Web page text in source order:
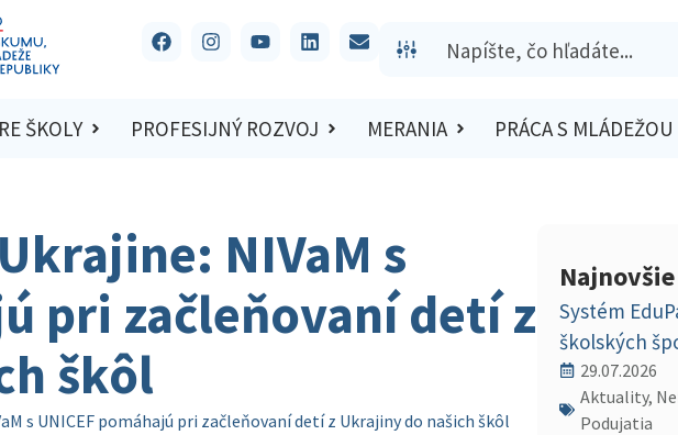
ŠKOLY PROFESIJNÝ ROZVOJ MERANIA PRÁCA S MLÁDEŽOU
NIVaM s
pri začleňovaní detí z
škôl
s UNICEF pomáhajú pri začleňovaní detí z Ukrajiny do našich škôl
Systém
školských
29.07.2026
Aktuality,
Podujatia